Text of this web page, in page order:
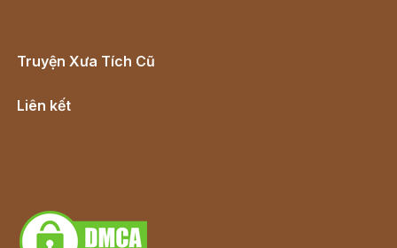
Truyện Xưa Tích Cũ
Liên kết